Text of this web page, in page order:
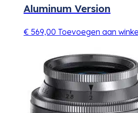
Aluminum Version
€ 569,00 Toevoegen aan